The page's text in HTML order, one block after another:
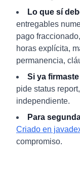
Lo que sí
entregables
pago
horas explícita,
permanencia,
Si ya
pide status
independiente.
Para
Criado en
compromiso.